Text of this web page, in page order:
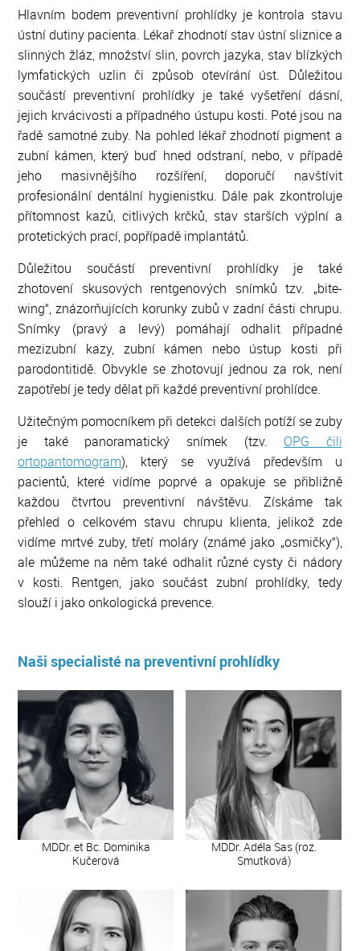
Hlavním bodem preventivní prohlídky je kontrola stavu
ústní dutiny pacienta. Lékař zhodnotí stav ústní sliznice a
slinných žláz, množství slin, povrch jazyka, stav blízkých
lymfatických uzlin či způsob otevírání úst. Důležitou
součástí preventivní prohlídky je také vyšetření dásní,
jejich krvácivosti a případného ústupu kosti. Poté jsou na
řadě samotné zuby. Na pohled lékař zhodnotí pigment a
zubní kámen, který buď hned odstraní, nebo, v případě
jeho masivnějšího rozšíření, doporučí navštívit
profesionální dentální hygienistku. Dále pak zkontroluje
přítomnost kazů, citlivých krčků, stav starších výplní a
protetických prací, popřípadě implantátů.
Důležitou součástí preventivní prohlídky je také
zhotovení skusových rentgenových snímků tzv. „bite-
wing“, znázorňujících korunky zubů v zadní části chrupu.
Snímky (pravý a levý) pomáhají odhalit případné
mezizubní kazy, zubní kámen nebo ústup kosti při
parodontitidě. Obvykle se zhotovují jednou za rok, není
zapotřebí je tedy dělat při každé preventivní prohlídce.
Užitečným pomocníkem při detekci dalších potíží se zuby
je také panoramatický snímek (tzv. OPG čili
ortopantomogram), který se využívá především u
pacientů, které vidíme poprvé a opakuje se přibližně
každou čtvrtou preventivní návštěvu. Získáme tak
přehled o celkovém stavu chrupu klienta, jelikož zde
vidíme mrtvé zuby, třetí moláry (známé jako „osmičky“),
ale můžeme na něm také odhalit různé cysty či nádory
v kosti. Rentgen, jako součást zubní prohlídky, tedy
slouží i jako onkologická prevence.
Naši specialisté na preventivní prohlídky
MDDr. et Bc. Dominika
Kučerová
MDDr. Adéla Sas (roz.
Smutková)